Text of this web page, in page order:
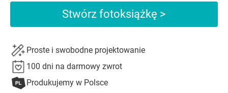
Stwórz fotoksiążkę >
Proste i swobodne projektowanie
100 dni na darmowy zwrot
Produkujemy w Polsce